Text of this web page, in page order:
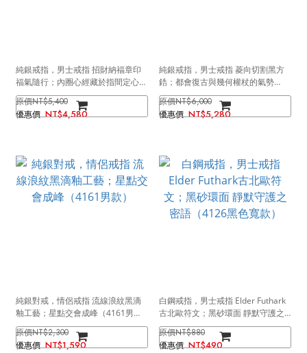
純銀戒指，男士戒指 招財納福章印
福氣隨行；內圈心經藏於指間定心護
念（4210）
NT$5,400
NT$4,580
純銀戒指，男士戒指 菱向切割黑方
鋯；都會復古與幾何權杖的氣勢
（4164）
NT$6,000
NT$5,280
純銀對戒，情侶戒指 流線浪紋黑滴
釉工藝；星點交會成峰（4161男
款）
NT$2,300
NT$1,590
白鋼戒指，男士戒指 Elder Futhark
古北歐符文；黑砂環面 靜默守護之
密語（4126黑色寬款）
NT$880
NT$490